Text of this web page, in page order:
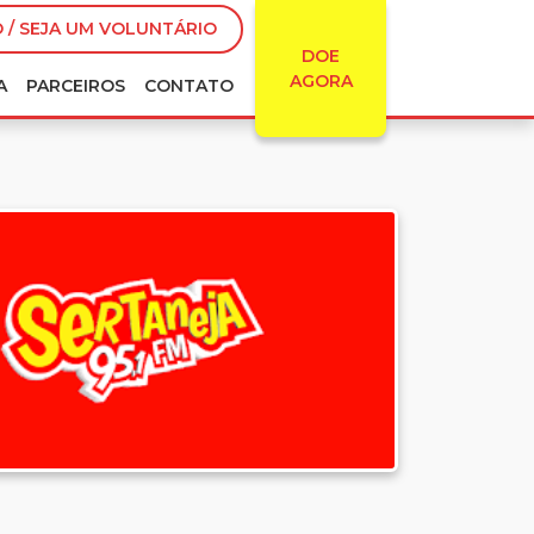
/ SEJA UM VOLUNTÁRIO
DOE
AGORA
PARCEIROS CONTATO